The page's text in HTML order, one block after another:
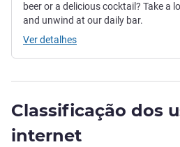
beer or a delicious cocktail? Take a
and unwind at our daily bar.
Ver detalhes
Classificação dos
internet